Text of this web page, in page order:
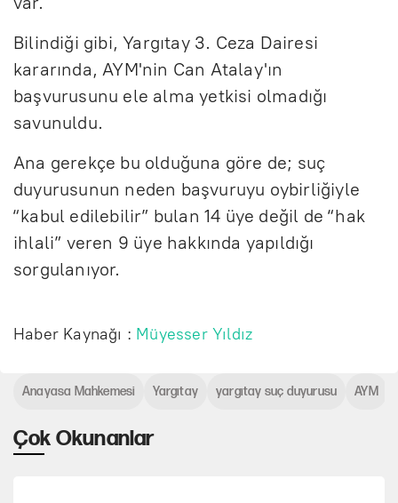
Bilindiği gibi, Yargıtay 3. Ceza Dairesi
kararında, AYM'nin Can Atalay'ın
başvurusunu ele alma yetkisi olmadığı
savunuldu.
Ana gerekçe bu olduğuna göre de; suç
duyurusunun neden başvuruyu oybirliğiyle
“kabul edilebilir” bulan 14 üye değil de “hak
ihlali” veren 9 üye hakkında yapıldığı
sorgulanıyor.
Haber Kaynağı : Müyesser Yıldız
Çok Okunanlar
Anayasa Mahkemesi Yargıtay yargıtay suç duyurusu AYM